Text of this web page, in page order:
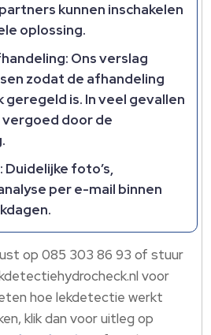
kunnen inschakelen
oplossing.​
Ons verslag
zodat de afhandeling
geregeld is.​ In veel gevallen
door de
foto’s,
per e-mail binnen
op 085 303 86 93 of stuur
voor
hoe lekdetectie werkt
klik dan voor uitleg op